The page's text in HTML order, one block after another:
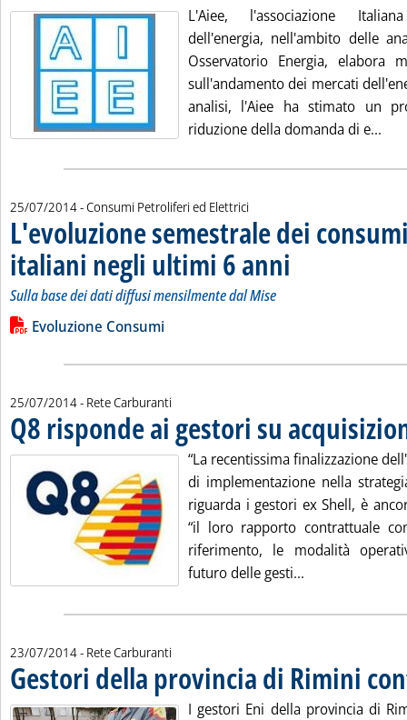
L'Aiee, l'associazione
dell'energia, nell'ambito delle
Osservatorio Energia, elabora
sull'andamento dei mercati
analisi, l'Aiee ha stimato un
riduzione della domanda di e...
25/07/2014- Consumi Petroliferi ed Elettrici
L'evoluzione semestrale dei
italiani negli ultimi 6 anni
Sulla base dei dati diffusi mensilmente dal Mise
Leggi tutta la notizia: 'L'evoluzione semestrale dei
Lista allegati PDF alla notizia
Evoluzione Consumi
25/07/2014- Rete Carburanti
Q8 risponde ai gestori su
“La recentissima finalizzazione
di implementazione nella
riguarda i gestori ex Shell, è
“il loro rapporto contrattuale
riferimento, le modalità
futuro delle gesti...
23/07/2014- Rete Carburanti
Gestori della provincia di Rimini
I gestori Eni della provincia di